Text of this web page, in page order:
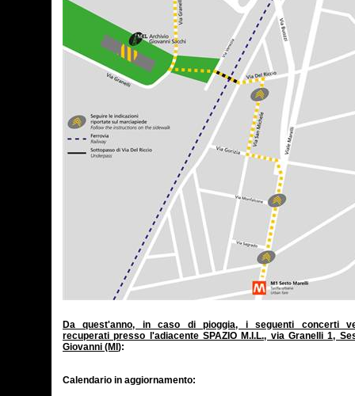
Da quest'anno, in caso di pioggia, i seguenti concerti
recuperati presso l'adiacente SPAZIO M.I.L., via Granelli 1,
Giovanni (MI ):
Calendario in aggiornamento: